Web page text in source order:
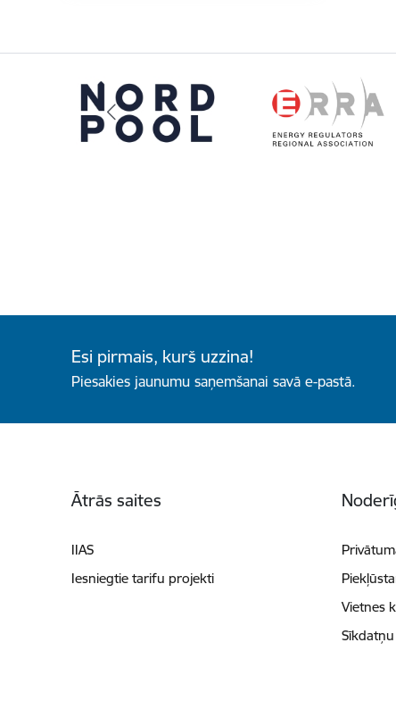
Esi pirmais, kurš uzzina!
Piesakies jaunumu saņemšanai savā e-pastā.
Ātrās saites
IIAS
Iesniegtie tarifu projekti
Vietnes